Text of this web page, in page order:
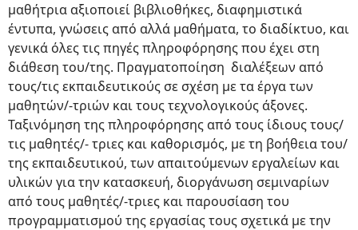
μαθήτρια αξιοποιεί βιβλιοθήκες, διαφημιστικά
έντυπα, γνώσεις από αλλά μαθήματα, το διαδίκτυο, και
γενικά όλες τις πηγές πληροφόρησης που έχει στη
διάθεση του/της. Πραγματοποίηση διαλέξεων από
τους/τις εκπαιδευτικούς σε σχέση με τα έργα των
μαθητών/-τριών και τους τεχνολογικούς άξονες.
Ταξινόμηση της πληροφόρησης από τους ίδιους τους/
τις μαθητές/- τριες και καθορισμός, με τη βοήθεια του/
της εκπαιδευτικού, των απαιτούμενων εργαλείων και
υλικών για την κατασκευή, διοργάνωση σεμιναρίων
από τους μαθητές/-τριες και παρουσίαση του
προγραμματισμού της εργασίας τους σχετικά με την